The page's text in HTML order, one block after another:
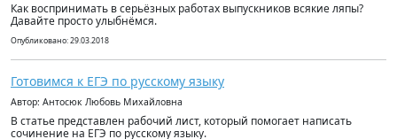
Как воспринимать в серьёзных работах выпускников всякие ляпы?
Давайте просто улыбнёмся.
Опубликовано: 29.03.2018
Готовимся к ЕГЭ по русскому языку
Автор: Антосюк Любовь Михайловна
В статье представлен рабочий лист, который помогает написать
сочинение на ЕГЭ по русскому языку.